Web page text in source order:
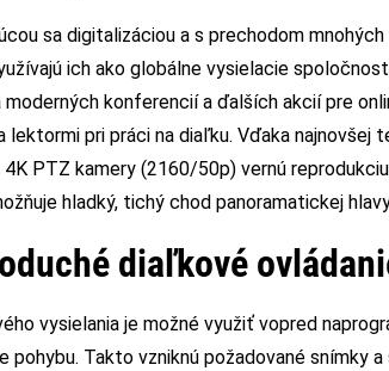
sa digitalizáciou a s prechodom
ich ako globálne vysielacie
konferencií a ďalších akcií pre
lektormi pri práci na diaľku. Vďaka najnovšej
4K PTZ kamery (2160/50p) vernú
hladký, tichý chod panoramatickej
diaľkové
vysielania je možné využiť vopred
pohybu. Takto vzniknú požadované snímky